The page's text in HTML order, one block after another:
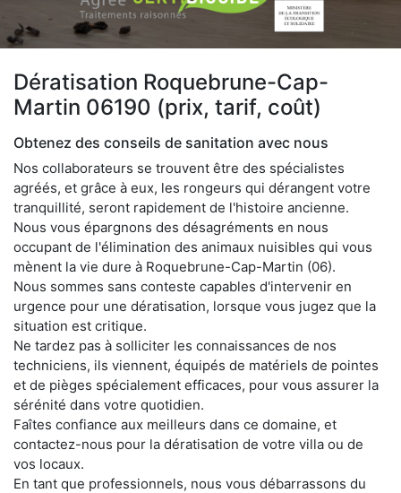
Dératisation Roquebrune-Cap-
Martin 06190 (prix, tarif, coût)
Obtenez des conseils de sanitation avec nous
Nos collaborateurs se trouvent être des spécialistes
agréés, et grâce à eux, les rongeurs qui dérangent votre
tranquillité, seront rapidement de l'histoire ancienne.
Nous vous épargnons des désagréments en nous
occupant de l'élimination des animaux nuisibles qui vous
mènent la vie dure à Roquebrune-Cap-Martin (06).
Nous sommes sans conteste capables d'intervenir en
urgence pour une dératisation, lorsque vous jugez que la
situation est critique.
Ne tardez pas à solliciter les connaissances de nos
techniciens, ils viennent, équipés de matériels de pointes
et de pièges spécialement efficaces, pour vous assurer la
sérénité dans votre quotidien.
Faîtes confiance aux meilleurs dans ce domaine, et
contactez-nous pour la dératisation de votre villa ou de
vos locaux.
En tant que professionnels, nous vous débarrassons du